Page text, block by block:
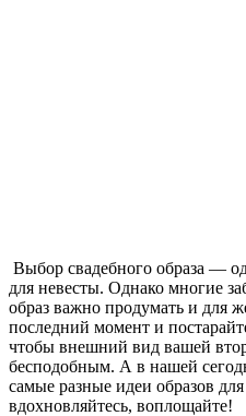
Выбор свадебного образа —
для невесты. Однако многие
образ важно продумать и для
последний момент и
чтобы внешний вид вашей
бесподобным. А в нашей
самые разные идеи образов
вдохновляйтесь, воплощайте!